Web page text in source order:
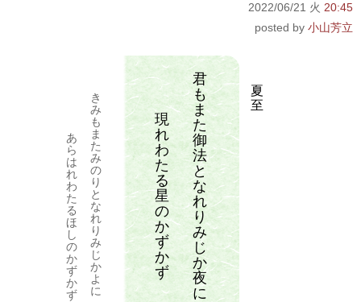
2022/06/21 火 20:45
小山芳立
夏
至
君
も
ま
た
御
法
と
な
れ
り
み
じ
か
夜
に
現
れ
わ
た
る
星
の
か
ず
か
ず
き
み
も
ま
た
み
の
り
と
な
れ
り
み
じ
か
よ
に
あ
ら
は
れ
わ
た
る
ほ
し
の
か
ず
か
ず